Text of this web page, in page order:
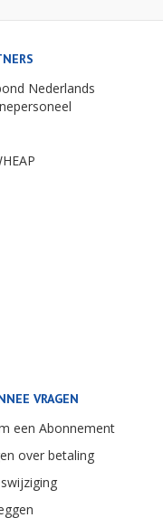
Nederlands
VRAGEN
een Abonnement
over betaling